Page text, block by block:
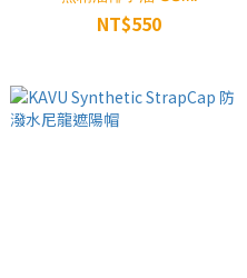
NT$550